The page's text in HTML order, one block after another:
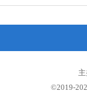
©2019-